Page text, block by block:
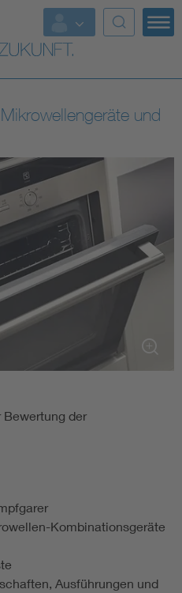
Kontext der Normung
der Übersicht
und
Bewertung der
Kombinationsgeräte
Ausführungen und